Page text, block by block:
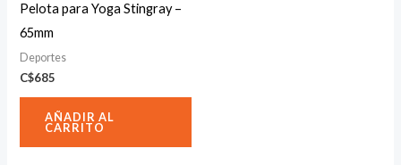
Pelota para Yoga Stingray –
65mm
Deportes
C$685
AÑADIR AL
CARRITO